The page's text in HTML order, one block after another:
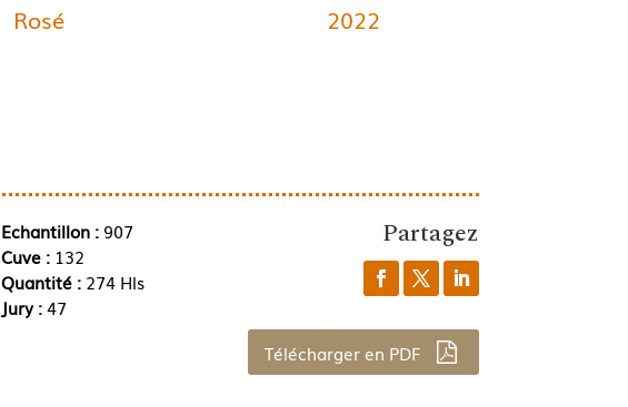
Rosé 2022
Echantillon :907
Cuve : 132
Quantité : 274 Hls
Jury :47
Partagez
Télécharger en PDF